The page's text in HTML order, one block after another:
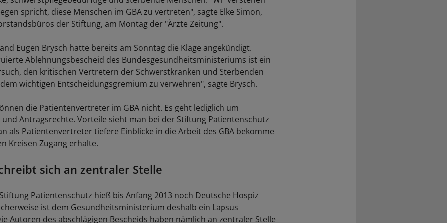
spricht, diese Menschen im GBA zu vertreten", sagte Elke Simon,
der Stiftung, am Montag der "Ärzte Zeitung".
Eugen Brysch hatte bereits am Sonntag die Klage angekündigt.
Ablehnungsbescheid des Bundesgesundheitsministeriums ist ein
den kritischen Vertretern der Schwerstkranken und Sterbenden
wichtigen Entscheidungsgremium zu verwehren", sagte Brysch.
die Patientenvertreter im GBA nicht. Es geht lediglich um
Antragsrechte. Vorteile sieht man bei der Stiftung Patientenschutz
als Patientenvertreter tiefere Einblicke in die Arbeit des GBA bekomme
Kreisen Zugang erhalte.
sich an zentraler Stelle
Patientenschutz hieß bis Anfang 2013 noch Deutsche Hospiz
ist dem Gesundheitsministerium deshalb ein Lapsus
Autoren des abschlägigen Bescheids haben nämlich an zentraler Stelle